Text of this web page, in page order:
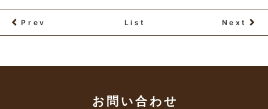
Prev List Next
お問い合わせ